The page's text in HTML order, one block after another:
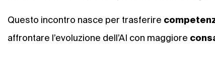
Questo incontro nasce per trasferire
affrontare l’evoluzione dell’AI con maggiore